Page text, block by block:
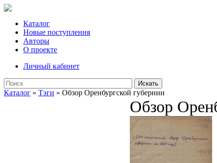
Каталог
Новые поступления
Авторы
О проекте
Личный кабинет
Искать
Каталог » Тэги » Обзор Оренбургской губернии
Обзор